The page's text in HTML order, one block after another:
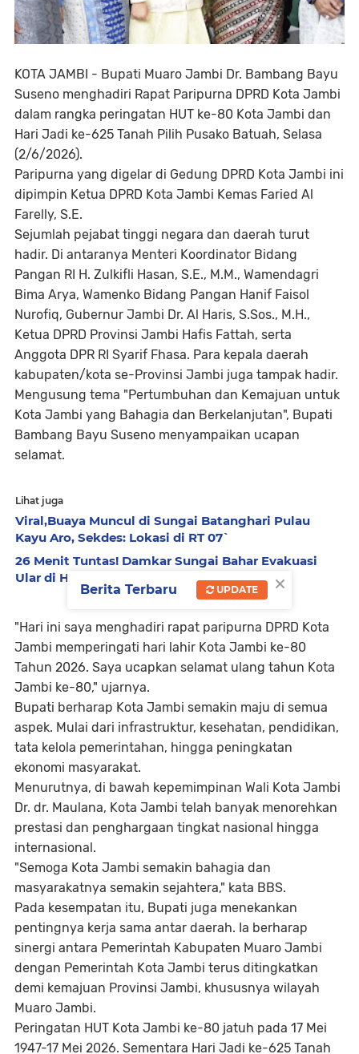
KOTA JAMBI - Bupati Muaro Jambi Dr. Bambang Bayu
Suseno menghadiri Rapat Paripurna DPRD Kota Jambi
dalam rangka peringatan HUT ke-80 Kota Jambi dan
Hari Jadi ke-625 Tanah Pilih Pusako Batuah, Selasa
(2/6/2026).
Paripurna yang digelar di Gedung DPRD Kota Jambi ini
dipimpin Ketua DPRD Kota Jambi Kemas Faried Al
Farelly, S.E.
Sejumlah pejabat tinggi negara dan daerah turut
hadir. Di antaranya Menteri Koordinator Bidang
Pangan RI H. Zulkifli Hasan, S.E., M.M., Wamendagri
Bima Arya, Wamenko Bidang Pangan Hanif Faisol
Nurofiq, Gubernur Jambi Dr. Al Haris, S.Sos., M.H.,
Ketua DPRD Provinsi Jambi Hafis Fattah, serta
Anggota DPR RI Syarif Fhasa. Para kepala daerah
kabupaten/kota se-Provinsi Jambi juga tampak hadir.
Mengusung tema "Pertumbuhan dan Kemajuan untuk
Kota Jambi yang Bahagia dan Berkelanjutan", Bupati
Bambang Bayu Suseno menyampaikan ucapan
selamat.
Lihat juga
Viral,Buaya Muncul di Sungai Batanghari Pulau
Kayu Aro, Sekdes: Lokasi di RT 07`
26 Menit Tuntas! Damkar Sungai Bahar Evakuasi
Ular di Halaman Rumah Warga
"Hari ini saya menghadiri rapat paripurna DPRD Kota
Jambi memperingati hari lahir Kota Jambi ke-80
Tahun 2026. Saya ucapkan selamat ulang tahun Kota
Jambi ke-80," ujarnya.
Bupati berharap Kota Jambi semakin maju di semua
aspek. Mulai dari infrastruktur, kesehatan, pendidikan,
tata kelola pemerintahan, hingga peningkatan
ekonomi masyarakat.
Menurutnya, di bawah kepemimpinan Wali Kota Jambi
Dr. dr. Maulana, Kota Jambi telah banyak menorehkan
prestasi dan penghargaan tingkat nasional hingga
internasional.
"Semoga Kota Jambi semakin bahagia dan
masyarakatnya semakin sejahtera," kata BBS.
Pada kesempatan itu, Bupati juga menekankan
pentingnya kerja sama antar daerah. Ia berharap
sinergi antara Pemerintah Kabupaten Muaro Jambi
dengan Pemerintah Kota Jambi terus ditingkatkan
demi kemajuan Provinsi Jambi, khususnya wilayah
Muaro Jambi.
Peringatan HUT Kota Jambi ke-80 jatuh pada 17 Mei
1947-17 Mei 2026. Sementara Hari Jadi ke-625 Tanah
×
Berita Terbaru UPDATE